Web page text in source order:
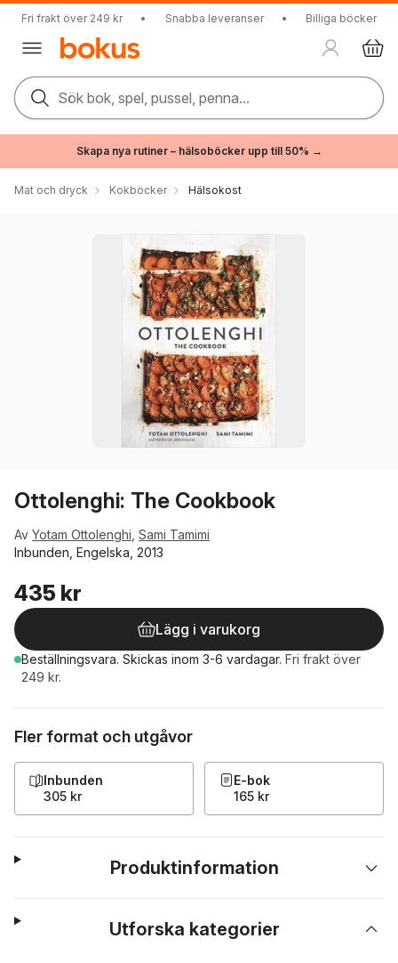
Fri frakt över 249 kr • Snabba leveranser • Billiga böcker
Sök bok, spel, pussel, penna...
Skapa nya rutiner – hälsoböcker upp till 50% →
Mat och dryck Kokböcker Hälsokost
Ottolenghi: The Cookbook
Av Yotam Ottolenghi Sami Tamimi
Inbunden, Engelska, 2013
435 kr
Lägg i varukorg
Beställningsvara. Skickas inom 3-6 vardagar. Fri frakt över
249 kr.
Fler format och utgåvor
Inbunden
305 kr
E-bok
165 kr
Produktinformation
Utforska kategorier